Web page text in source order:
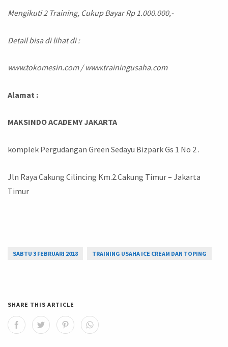
Mengikuti 2 Training, Cukup Bayar Rp 1.000.000,-
Detail bisa di lihat di :
www.tokomesin.com / www.trainingusaha.com
Alamat :
MAKSINDO ACADEMY JAKARTA
komplek Pergudangan Green Sedayu Bizpark Gs 1 No 2 .
Jln Raya Cakung Cilincing Km.2.Cakung Timur – Jakarta
Timur
SABTU 3 FEBRUARI 2018 TRAINING USAHA ICE CREAM DAN TOPING
SHARE THIS ARTICLE